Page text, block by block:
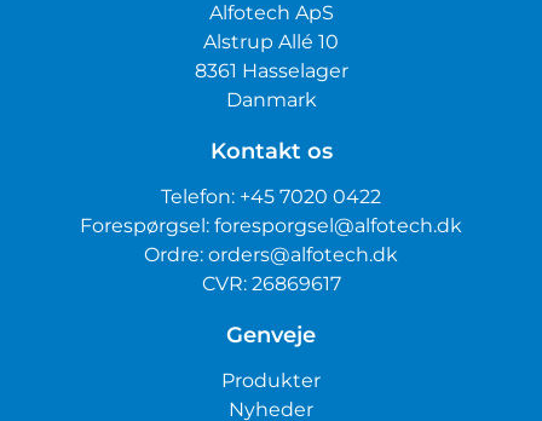
Alfotech ApS
Alstrup Allé 10
8361 Hasselager
Danmark
Kontakt os
Telefon: +45 7020 0422
Forespørgsel: foresporgsel@alfotech.dk
Ordre: orders@alfotech.dk
CVR: 26869617
Genveje
Produkter
Nyheder